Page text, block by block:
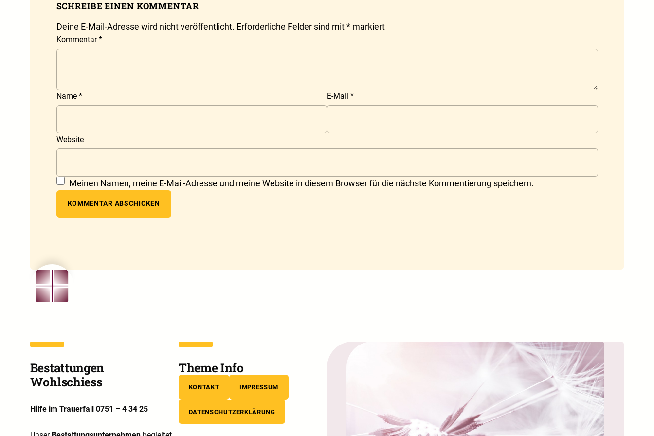
SCHREIBE EINEN KOMMENTAR
Deine E-Mail-Adresse wird nicht veröffentlicht. Erforderliche Felder sind mit *markiert
Kommentar*
Name * E-Mail *
Website
Meinen Namen, meine E-Mail-Adresse und meine Website in diesem Browser für die nächste Kommentierung speichern.
Bestattungen
Wohlschiess
Hilfe im Trauerfall 0751 – 4 34 25
Theme Info
KONTAKT IMPRESSUM
DATENSCHUTZERKLÄRUNG